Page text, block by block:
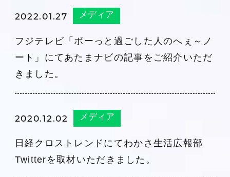
2022.01.27 メディア
フジテレビ「ボーっと過ごした人のへぇ～ノ
ート」にてあたまナビの記事をご紹介いただ
きました。
2020.12.02 メディア
日経クロストレンドにてわかさ生活広報部
Twitterを取材いただきました。